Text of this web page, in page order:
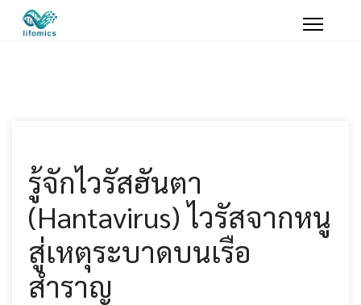
รู้จักไวรัสฮันตา
(Hantavirus) ไวรัสจากหนู
สู่เหตุระบาดบนเรือ
สำราญ